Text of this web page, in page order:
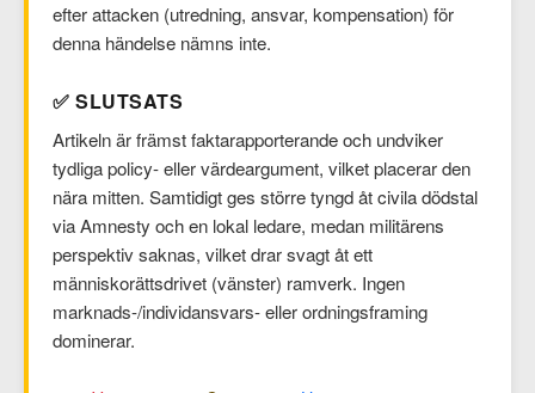
efter attacken (utredning, ansvar, kompensation) för
denna händelse nämns inte.
✅ SLUTSATS
Artikeln är främst faktarapporterande och undviker
tydliga policy- eller värdeargument, vilket placerar den
nära mitten. Samtidigt ges större tyngd åt civila dödstal
via Amnesty och en lokal ledare, medan militärens
perspektiv saknas, vilket drar svagt åt ett
människorättsdrivet (vänster) ramverk. Ingen
marknads-/individansvars- eller ordningsframing
dominerar.